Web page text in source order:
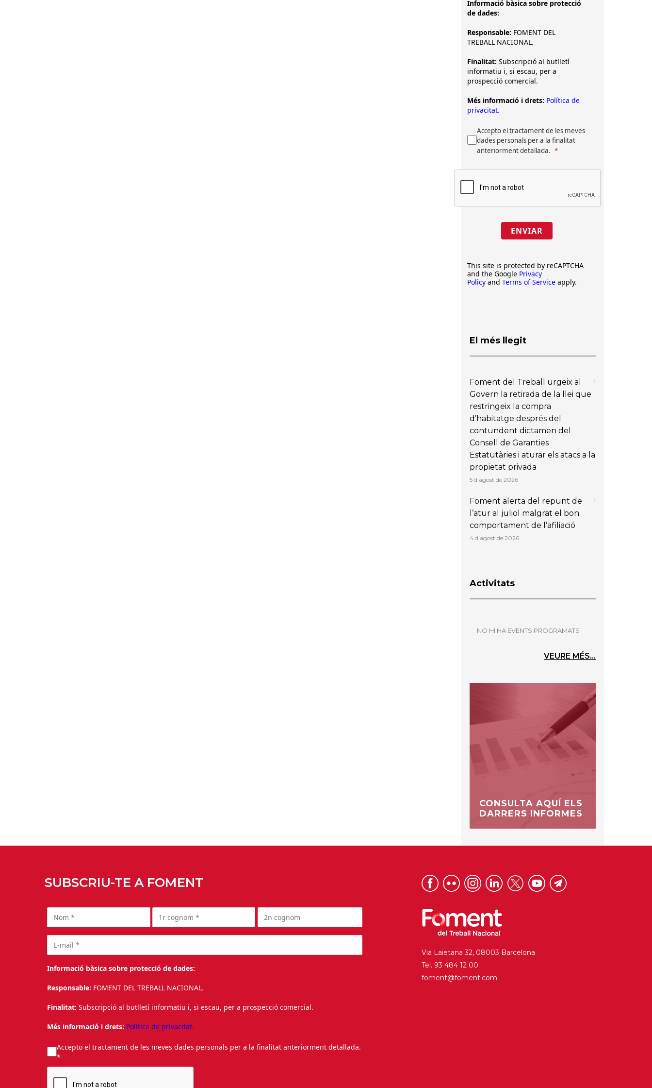
Informació bàsica sobre protecció
de dades:
Responsable: FOMENT DEL
TREBALL NACIONAL.
Finalitat: Subscripció al butlletí
informatiu i, si escau, per a
prospecció comercial.
Més informació i drets: Política de
privacitat.
Accepto el tractament de les meves
dades personals per a la finalitat
anteriorment detallada.
ENVIAR
This site is protected by reCAPTCHA
and the Google Privacy
Policy and Terms of Service apply.
El més llegit
Foment del Treball urgeix al
Govern la retirada de la llei que
restringeix la compra
d’habitatge després del
contundent dictamen del
Consell de Garanties
Estatutàries i aturar els atacs a la
propietat privada
5 d'agost de 2026
Foment alerta del repunt de
l’atur al juliol malgrat el bon
comportament de l’afiliació
4 d'agost de 2026
Activitats
NO HI HA EVENTS PROGRAMATS
VEURE MÉS...
CONSULTA AQUÍ ELS
DARRERS INFORMES
SUBSCRIU-TE A FOMENT
Informació bàsica sobre protecció de dades:
Responsable: FOMENT DEL TREBALL NACIONAL.
Finalitat: Subscripció al butlletí informatiu i, si escau, per a prospecció comercial.
Més informació i drets: Política de privacitat.
Accepto el tractament de les meves dades personals per a la finalitat anteriorment detallada.
*
Via Laietana 32, 08003 Barcelona
Tel. 93 484 12 00
foment@foment.com